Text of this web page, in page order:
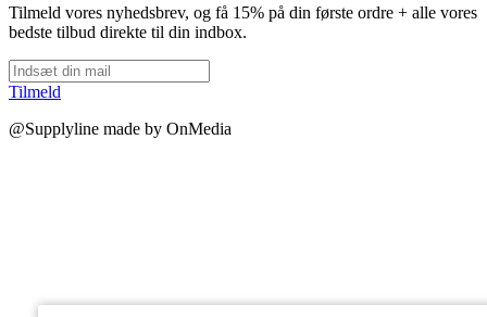
Tilmeld vores nyhedsbrev, og få 15% på din første ordre + alle vores
bedste tilbud direkte til din indbox.
Tilmeld
@Supplyline made by OnMedia